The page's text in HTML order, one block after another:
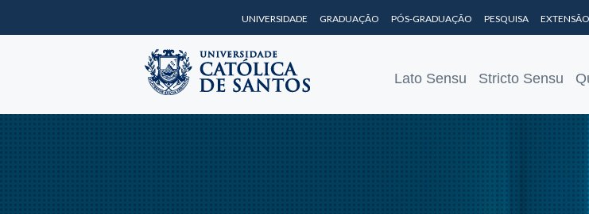
UNIVERSIDADE GRADUAÇÃO PÓS-GRADUAÇÃO PESQUISA EXTENSÃO
Lato Sensu Stricto Sensu